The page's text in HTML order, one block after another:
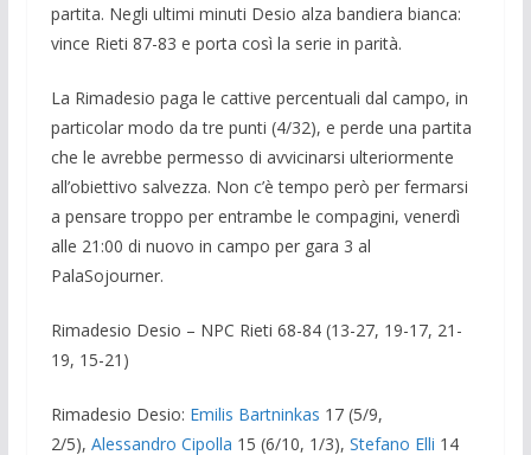
partita. Negli ultimi minuti Desio alza bandiera bianca:
vince Rieti 87-83 e porta così la serie in parità.
La Rimadesio paga le cattive percentuali dal campo, in
particolar modo da tre punti (4/32), e perde una partita
che le avrebbe permesso di avvicinarsi ulteriormente
all’obiettivo salvezza. Non c’è tempo però per fermarsi
a pensare troppo per entrambe le compagini, venerdì
alle 21:00 di nuovo in campo per gara 3 al
PalaSojourner.
Rimadesio Desio – NPC Rieti 68-84 (13-27, 19-17, 21-
19, 15-21)
Rimadesio Desio: Emilis Bartninkas 17 (5/9,
2/5), Alessandro Cipolla 15 (6/10, 1/3), Stefano Elli 14